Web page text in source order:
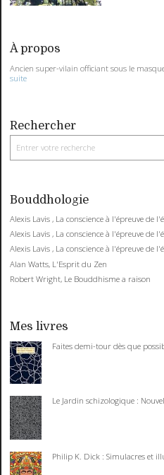
À propos
Ancien super-vilain officiant sous le
suite
Rechercher
Bouddhologie
Alexis Lavis , La conscience à l'épreuve de
Alexis Lavis , La conscience à l'épreuve de
Alexis Lavis , La conscience à l'épreuve de
Alan Watts, L'Esprit du Zen
Robert Wright, Le Bouddhisme a raison
Mes livres
Faites demi-tour dès que
Le Jardin schizologique :
Philip K. Dick : Simulacres et